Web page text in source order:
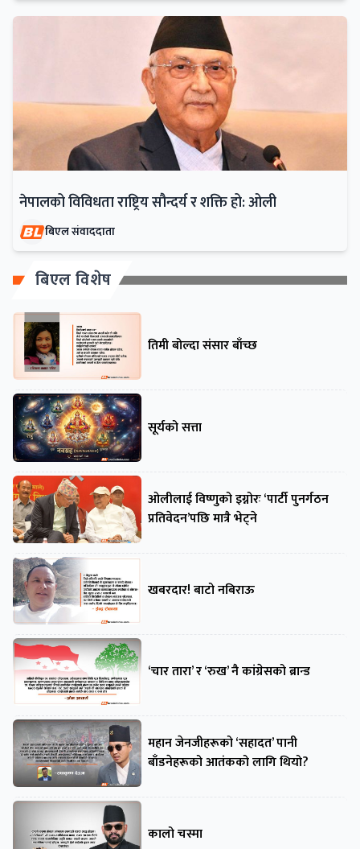
नेपालको विविधता राष्ट्रिय सौन्दर्य र शक्ति हो: ओली
बिएल संवाददाता
बिएल विशेष
तिमी बोल्दा संसार बाँच्छ
सूर्यको सत्ता
ओलीलाई विष्णुको इग्नोरः ‘पार्टी पुनर्गठन
प्रतिवेदन’पछि मात्रै भेट्ने
खबरदार! बाटो नबिराऊ
‘चार तारा’ र ‘रुख’ नै कांग्रेसको ब्रान्ड
महान जेनजीहरूको ‘सहादत’ पानी
बाँडनेहरूको आतंकको लागि थियो?
कालो चस्मा